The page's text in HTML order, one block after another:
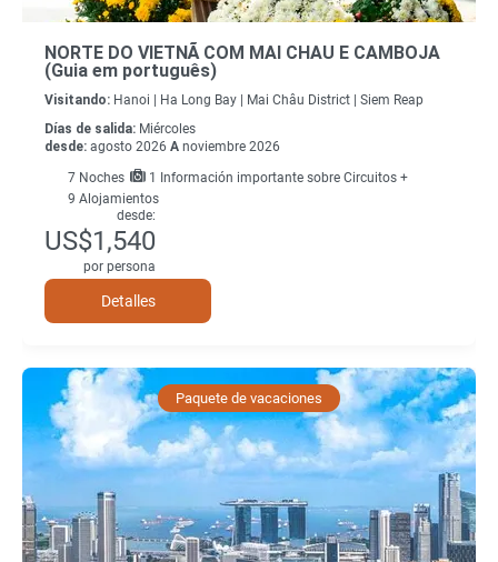
NORTE DO VIETNÃ COM MAI CHAU E CAMBOJA
(Guia em português)
Visitando: Hanoi | Ha Long Bay | Mai Châu District | Siem Reap
Días de salida: Miércoles
desde: agosto 2026 A noviembre 2026
7 Noches
1 Información importante sobre Circuitos +
9 Alojamientos
desde:
US$1,540
por persona
Detalles
Paquete de vacaciones